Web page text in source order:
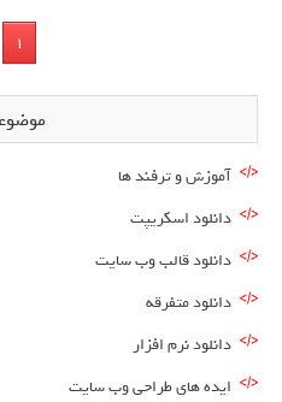
1
آموزش و ترفند ها
دانلود اسکریپت
دانلود قالب وب سایت
دانلود متفرقه
دانلود نرم افزار
ایده های طراحی وب سایت